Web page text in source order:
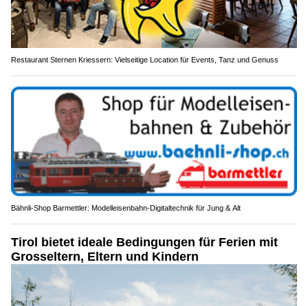
Restaurant Sternen Kriessern: Vielseitige Location für Events, Tanz und Genuss
Bähnli-Shop Barmettler: Modelleisenbahn-Digitaltechnik für Jung & Alt
Tirol bietet ideale Bedingungen für Ferien mit
Grosseltern, Eltern und Kindern